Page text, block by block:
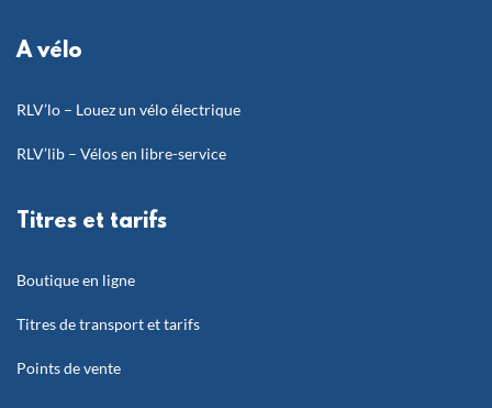
A vélo
RLV’lo – Louez un vélo électrique
RLV’lib – Vélos en libre-service
Titres et tarifs
Boutique en ligne
Titres de transport et tarifs
Points de vente